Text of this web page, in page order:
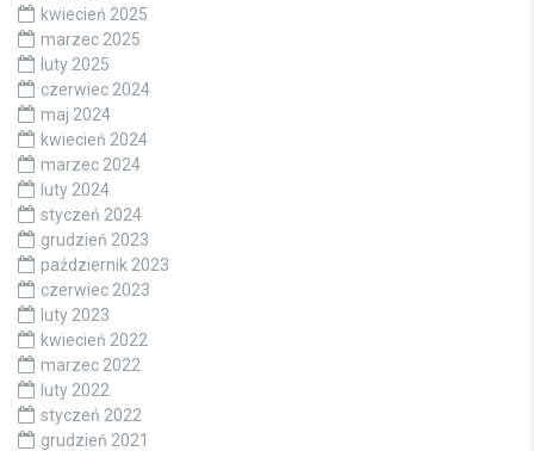
kwiecień 2025
marzec 2025
luty 2025
czerwiec 2024
maj 2024
kwiecień 2024
marzec 2024
luty 2024
styczeń 2024
grudzień 2023
październik 2023
czerwiec 2023
luty 2023
kwiecień 2022
marzec 2022
luty 2022
styczeń 2022
grudzień 2021